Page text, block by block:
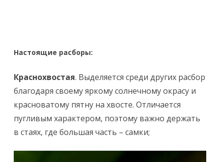
Настоящие расборы:
Краснохвостая. Выделяется среди других расбор
благодаря своему яркому солнечному окрасу и
красноватому пятну на хвосте. Отличается
пугливым характером, поэтому важно держать
в стаях, где большая часть – самки;